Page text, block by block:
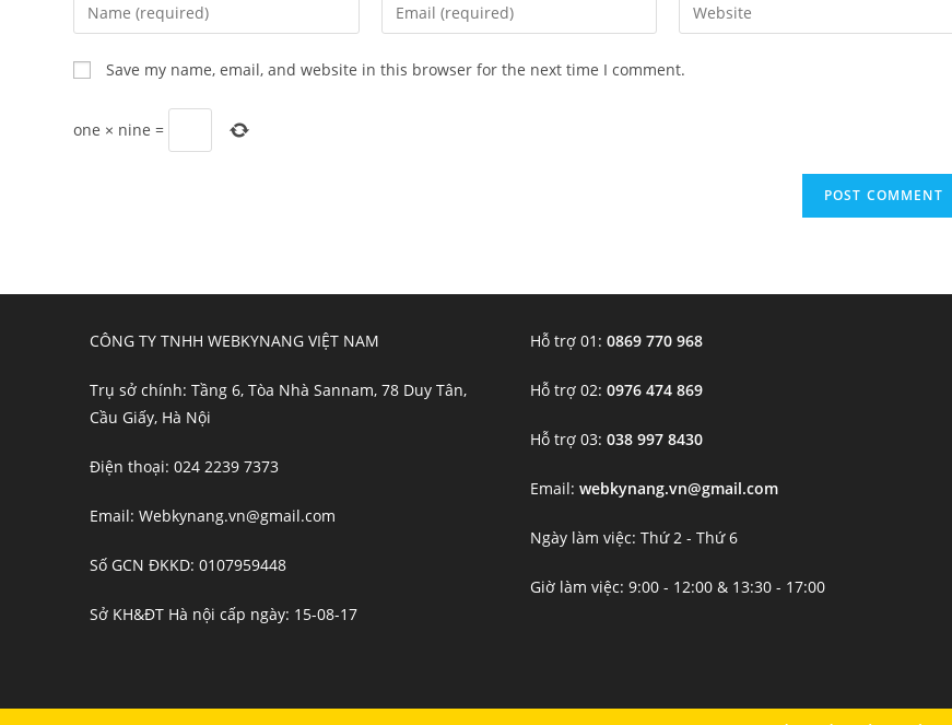
your
name
or
to
your
your
Save my name, email, and website in this browser for the next time I comment.
one × nine =
CÔNG TY TNHH WEBKYNANG VIỆT NAM
Trụ sở chính: Tầng 6, Tòa Nhà Sannam, 78 Duy Tân,
Cầu Giấy, Hà Nội
Điện thoại: 024 2239 7373
Email: Webkynang.vn@gmail.com
Số GCN ĐKKD: 0107959448
Sở KH&ĐT Hà nội cấp ngày: 15-08-17
Hỗ trợ 01:0869 770 968
Hỗ trợ 02:0976 474 869
Hỗ trợ 03:038 997 8430
Email:webkynang.vn@gmail.com
Ngày làm việc: Thứ 2 - Thứ 6
Giờ làm việc: 9:00 - 12:00 & 13:30 - 17:00